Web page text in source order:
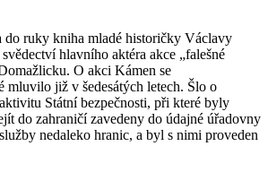
do ruky kniha mladé historičky Václavy
hlavního aktéra akce „falešné
O akci Kámen se
mluvilo již v šedesátých letech. Šlo o
Státní bezpečnosti, při které byly
do zahraničí zavedeny do údajné úřadovny
nedaleko hranic, a byl s nimi proveden